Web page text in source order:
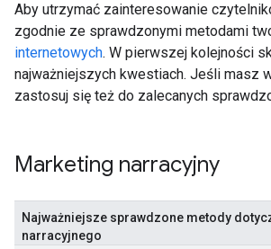
Aby utrzymać zainteresowanie
zgodnie ze sprawdzonymi metodami
internetowych. W pierwszej kolejności
najważniejszych kwestiach. Jeśli masz
zastosuj się też do zalecanych
Marketing narracyjny
Najważniejsze sprawdzone metody
narracyjnego